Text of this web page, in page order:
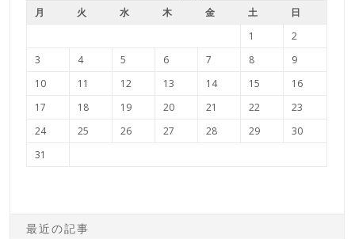
月
火 水 木 金 土
日
1
2
3
4 5 6 7 8
9
10
11 12 13 14 15
16
17
18 19 20 21 22
23
24
25 26 27 28 29
30
31
最近の記事